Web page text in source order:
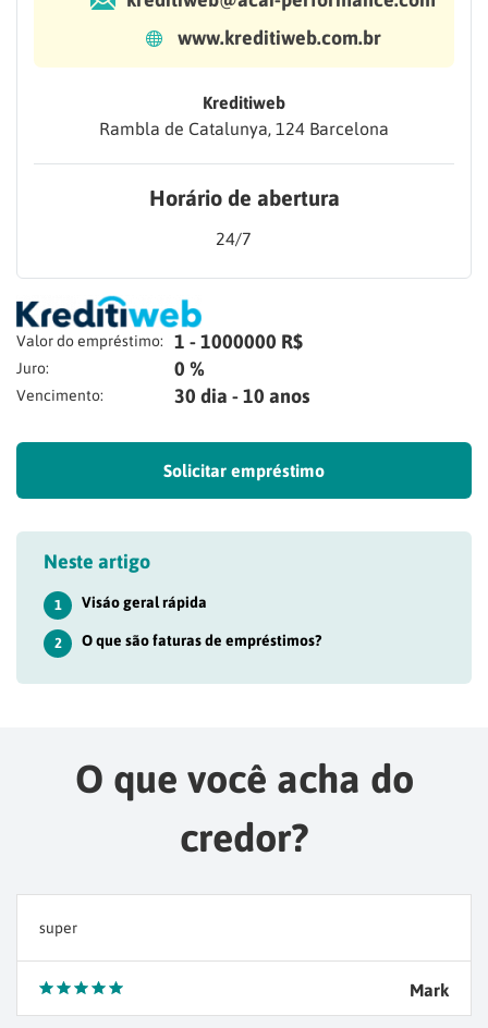
www.kreditiweb.com.br
Kreditiweb
Rambla de Catalunya, 124 Barcelona
Horário de abertura
24/7
Valor do empréstimo: 1 - 1000000 R$
Juro: 0 %
Vencimento: 30 dia - 10 anos
Solicitar empréstimo
Neste artigo
1 Visáo geral rápida
2 O que são faturas de empréstimos?
O que você acha do
credor?
super
Mark